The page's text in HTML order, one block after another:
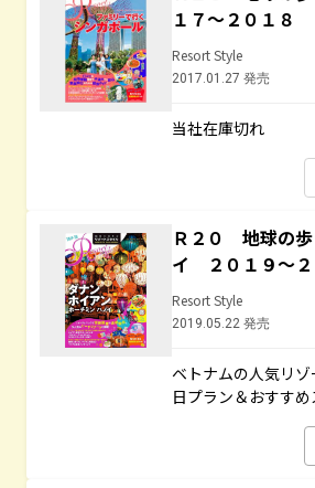
１７～２０１８
Resort Style
2017.01.27 発売
当社在庫切れ
Ｒ２０ 地球の
イ ２０１９～２
Resort Style
2019.05.22 発売
ベトナムの人気リ
日プラン＆おすすめ